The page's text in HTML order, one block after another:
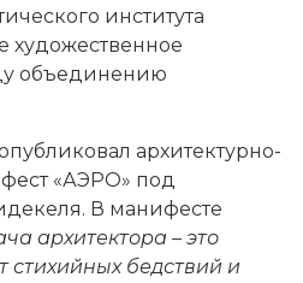
института
художественное
объединению
архитектурно-
«АЭРО» под
В манифесте
архитектора – это
стихийных бедствий и